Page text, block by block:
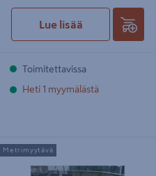
Lue lisää
Toimitettavissa
Heti 1 myymälästä
Lämpökäsitelty Luna Deck 2
terassilauta 26x92
Metrimyytävä